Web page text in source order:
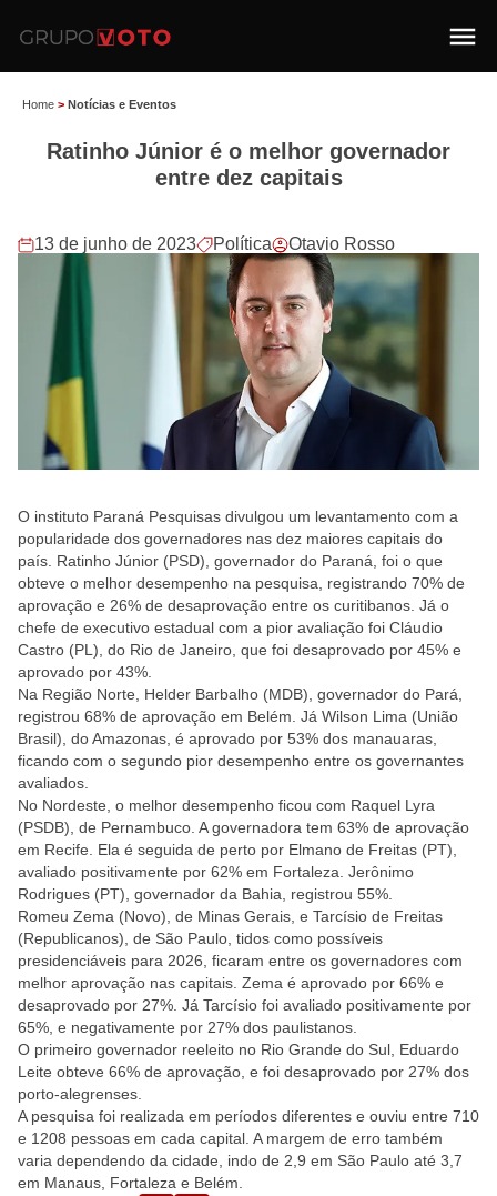
Home > Notícias e Eventos
Ratinho Júnior é o melhor governador
entre dez capitais
13 de junho de 2023 Política Otavio Rosso
O instituto Paraná Pesquisas divulgou um levantamento com a
popularidade dos governadores nas dez maiores capitais do
país. Ratinho Júnior (PSD), governador do Paraná, foi o que
obteve o melhor desempenho na pesquisa, registrando 70% de
aprovação e 26% de desaprovação entre os curitibanos. Já o
chefe de executivo estadual com a pior avaliação foi Cláudio
Castro (PL), do Rio de Janeiro, que foi desaprovado por 45% e
aprovado por 43%.
Na Região Norte, Helder Barbalho (MDB), governador do Pará,
registrou 68% de aprovação em Belém. Já Wilson Lima (União
Brasil), do Amazonas, é aprovado por 53% dos manauaras,
ficando com o segundo pior desempenho entre os governantes
avaliados.
No Nordeste, o melhor desempenho ficou com Raquel Lyra
(PSDB), de Pernambuco. A governadora tem 63% de aprovação
em Recife. Ela é seguida de perto por Elmano de Freitas (PT),
avaliado positivamente por 62% em Fortaleza. Jerônimo
Rodrigues (PT), governador da Bahia, registrou 55%.
Romeu Zema (Novo), de Minas Gerais, e Tarcísio de Freitas
(Republicanos), de São Paulo, tidos como possíveis
presidenciáveis para 2026, ficaram entre os governadores com
melhor aprovação nas capitais. Zema é aprovado por 66% e
desaprovado por 27%. Já Tarcísio foi avaliado positivamente por
65%, e negativamente por 27% dos paulistanos.
O primeiro governador reeleito no Rio Grande do Sul, Eduardo
Leite obteve 66% de aprovação, e foi desaprovado por 27% dos
porto-alegrenses.
A pesquisa foi realizada em períodos diferentes e ouviu entre 710
e 1208 pessoas em cada capital. A margem de erro também
varia dependendo da cidade, indo de 2,9 em São Paulo até 3,7
em Manaus, Fortaleza e Belém.